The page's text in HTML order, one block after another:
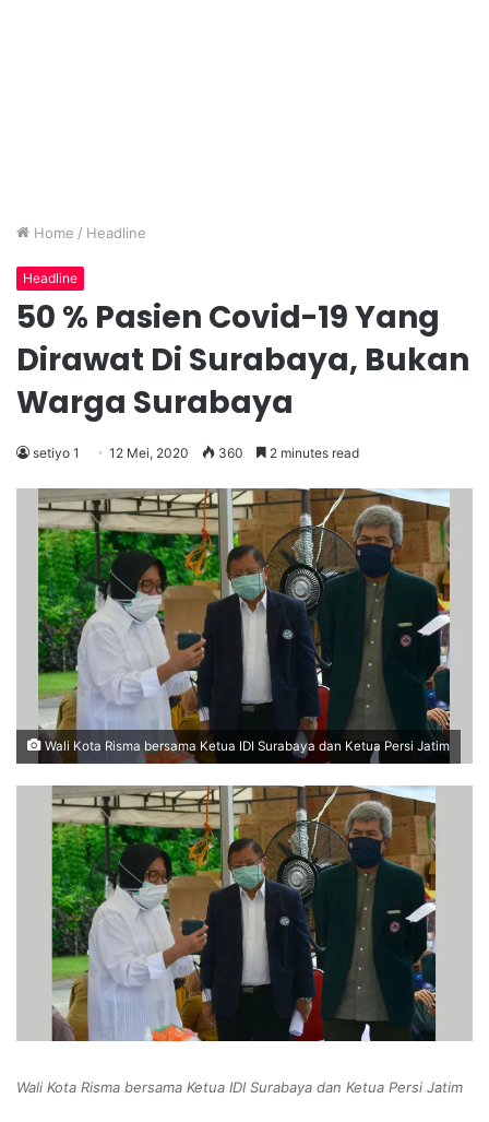
Home / Headline
Headline
50 % Pasien Covid-19 Yang
Dirawat Di Surabaya, Bukan
Warga Surabaya
setiyo 1 12 Mei, 2020 360 2 minutes read
Wali Kota Risma bersama Ketua IDI Surabaya dan Ketua Persi Jatim
Wali Kota Risma bersama Ketua IDI Surabaya dan Ketua Persi Jatim